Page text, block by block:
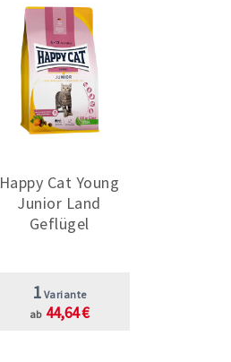
Happy Cat Young
Junior Land
Geflügel
1 Variante
ab 44,64 €